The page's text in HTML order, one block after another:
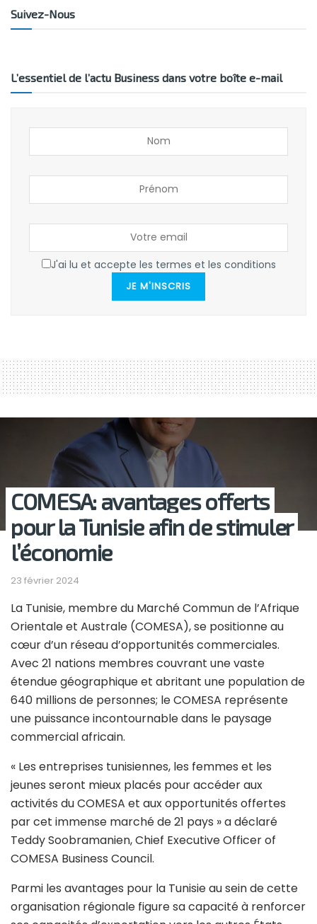
Suivez-Nous
L’essentiel de l’actu Business dans votre boîte e-mail
J'ai lu et accepte les termes et les conditions
JE M'INSCRIS
COMESA: avantages offerts
pour la Tunisie afin de stimuler
l’économie
23 février 2024
La Tunisie, membre du Marché Commun de l’Afrique
Orientale et Australe (COMESA), se positionne au
cœur d’un réseau d’opportunités commerciales.
Avec 21 nations membres couvrant une vaste
étendue géographique et abritant une population de
640 millions de personnes; le COMESA représente
une puissance incontournable dans le paysage
commercial africain.
« Les entreprises tunisiennes, les femmes et les
jeunes seront mieux placés pour accéder aux
activités du COMESA et aux opportunités offertes
par cet immense marché de 21 pays » a déclaré
Teddy Soobramanien, Chief Executive Officer of
COMESA Business Council.
Parmi les avantages pour la Tunisie au sein de cette
organisation régionale figure sa capacité à renforcer